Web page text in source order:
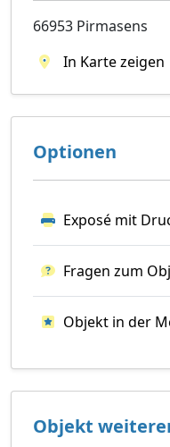
66953 Pirmasens
In Karte zeigen
Optionen
Exposé mit
Fragen zum
Objekt in der
Objekt